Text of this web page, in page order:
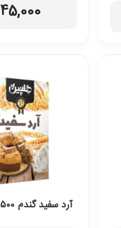
45,000
آرد سفید گندم ۵۰۰ گرمی هلچین